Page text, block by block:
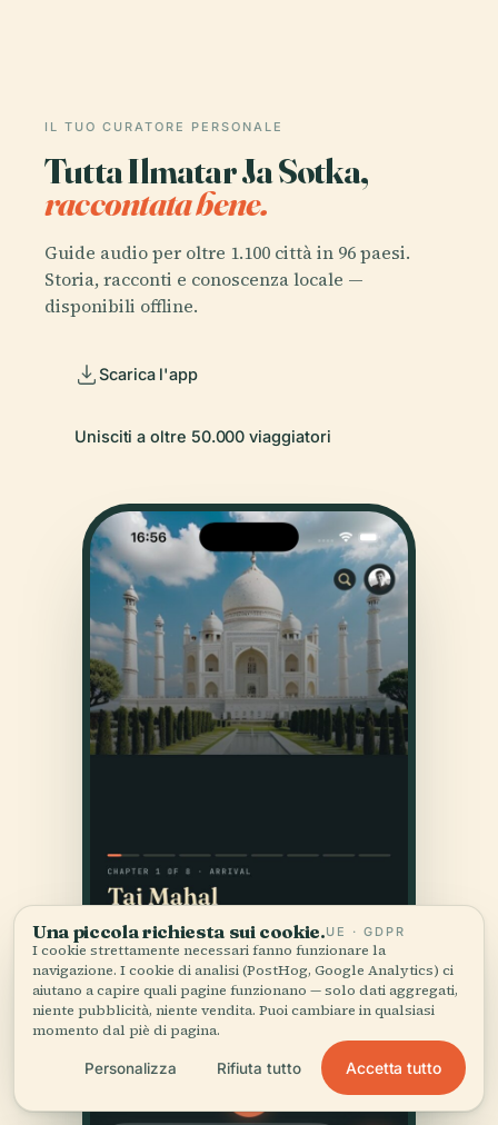
IL TUO CURATORE PERSONALE
Tutta Ilmatar Ja Sotka,
raccontata bene.
Guide audio per oltre 1.100 città in 96 paesi.
Storia, racconti e conoscenza locale —
disponibili offline.
Scarica l'app
Unisciti a oltre 50.000 viaggiatori
Una piccola richiesta sui cookie.UE · GDPR
I cookie strettamente necessari fanno funzionare la
navigazione. I cookie di analisi (PostHog, Google Analytics) ci
aiutano a capire quali pagine funzionano — solo dati aggregati,
niente pubblicità, niente vendita. Puoi cambiare in qualsiasi
momento dal piè di pagina.
Personalizza Rifiuta tutto Accetta tutto